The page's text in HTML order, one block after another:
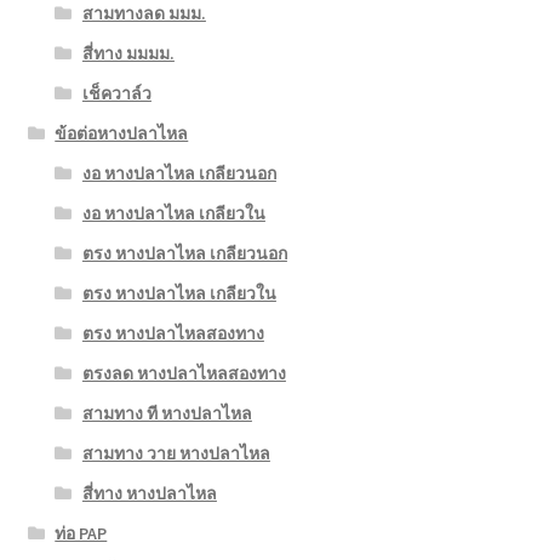
สามทางลด มมม.
สี่ทาง มมมม.
เช็ควาล์ว
ข้อต่อหางปลาไหล
งอ หางปลาไหล เกลียวนอก
งอ หางปลาไหล เกลียวใน
ตรง หางปลาไหล เกลียวนอก
ตรง หางปลาไหล เกลียวใน
ตรง หางปลาไหลสองทาง
ตรงลด หางปลาไหลสองทาง
สามทาง ที หางปลาไหล
สามทาง วาย หางปลาไหล
สี่ทาง หางปลาไหล
ท่อ PAP